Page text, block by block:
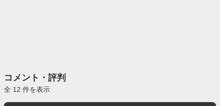
コメント・評判
全 12 件を表示